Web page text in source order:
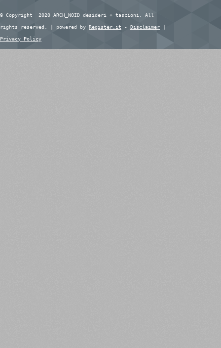
© Copyright 2020 ARCH_NOID desideri + tascioni. All
rights reserved. | powered by Register.it - Disclaimer
Privacy Policy